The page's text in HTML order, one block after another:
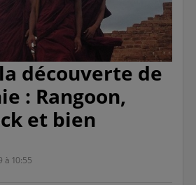
découverte de
: Rangoon,
et bien
à 10:55